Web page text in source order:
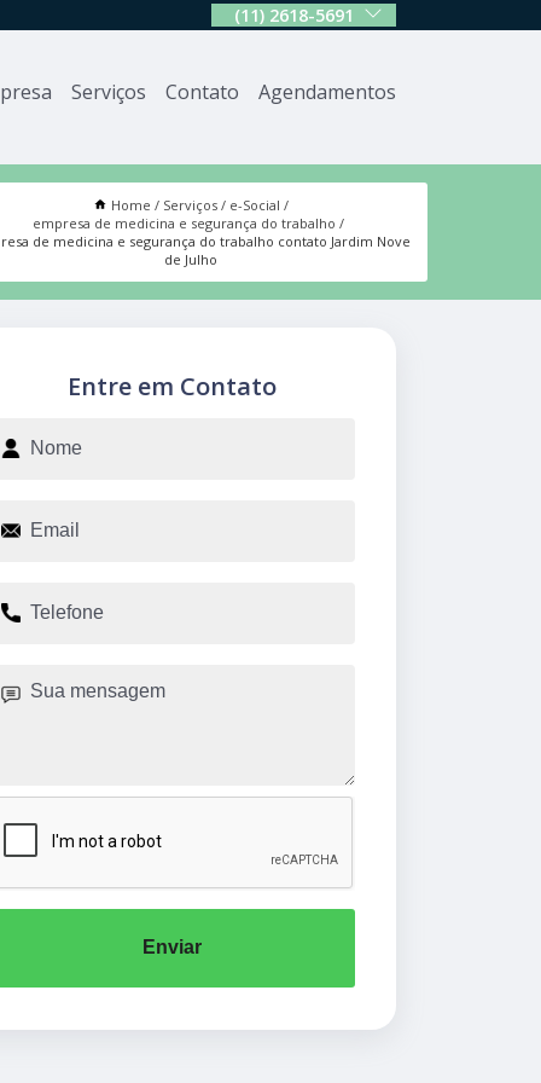
(11) 2618-5691
Serviços Contato Agendamentos
Home Serviços
e-Social
empresa de medicina e segurança do trabalho
de medicina e segurança do trabalho contato Jardim Nove
de Julho
Entre em Contato
Enviar